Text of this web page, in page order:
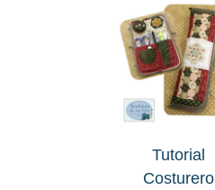
Tutorial
Costurero